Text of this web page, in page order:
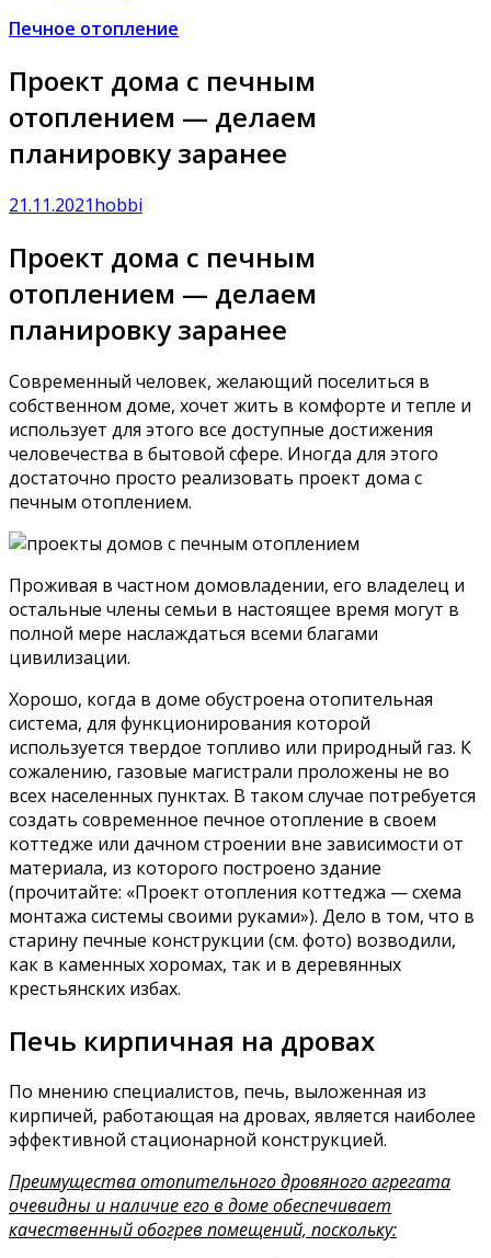
Печное отопление
Проект дома с печным
отоплением — делаем
планировку заранее
21.11.2021hobbi
Проект дома с печным
отоплением — делаем
планировку заранее
Современный человек, желающий поселиться в
собственном доме, хочет жить в комфорте и тепле и
использует для этого все доступные достижения
человечества в бытовой сфере. Иногда для этого
достаточно просто реализовать проект дома с
печным отоплением.
Проживая в частном домовладении, его владелец и
остальные члены семьи в настоящее время могут в
полной мере наслаждаться всеми благами
цивилизации.
Хорошо, когда в доме обустроена отопительная
система, для функционирования которой
используется твердое топливо или природный газ. К
сожалению, газовые магистрали проложены не во
всех населенных пунктах. В таком случае потребуется
создать современное печное отопление в своем
коттедже или дачном строении вне зависимости от
материала, из которого построено здание
(прочитайте: «Проект отопления коттеджа — схема
монтажа системы своими руками»). Дело в том, что в
старину печные конструкции (см. фото) возводили,
как в каменных хоромах, так и в деревянных
крестьянских избах.
Печь кирпичная на дровах
По мнению специалистов, печь, выложенная из
кирпичей, работающая на дровах, является наиболее
эффективной стационарной конструкцией.
Преимущества отопительного дровяного агрегата
очевидны и наличие его в доме обеспечивает
качественный обогрев помещений, поскольку: